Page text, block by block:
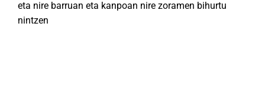
eta nire barruan eta kanpoan nire zoramen bihurtu
nintzen